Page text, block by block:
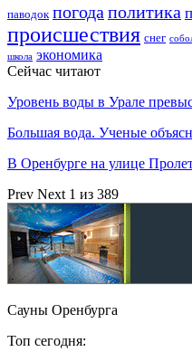
паводок погода политика
происшествия снег
школа экономика
Сейчас читают
Уровень воды в Урале
Большая вода. Ученые
В Оренбурге на улице
Prev Next 1 из 389
Сауны Оренбурга
Топ сегодня: